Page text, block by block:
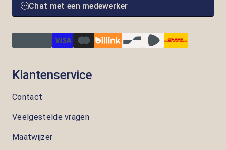
Chat met een medewerker
Klantenservice
Contact
Veelgestelde vragen
Maatwijzer